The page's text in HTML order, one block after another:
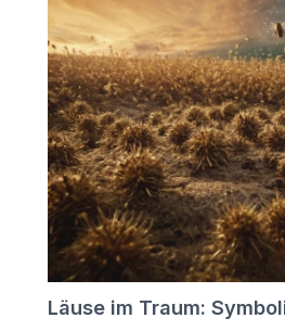
Läuse im Traum: